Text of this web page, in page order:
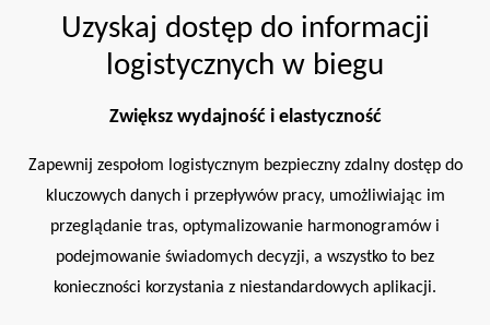
Uzyskaj dostęp do informacji
logistycznych w biegu
Zwiększ wydajność i elastyczność
Zapewnij zespołom logistycznym bezpieczny zdalny dostęp do
kluczowych danych i przepływów pracy, umożliwiając im
przeglądanie tras, optymalizowanie harmonogramów i
podejmowanie świadomych decyzji, a wszystko to bez
konieczności korzystania z niestandardowych aplikacji.